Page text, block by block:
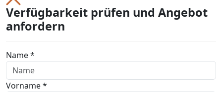
Verfügbarkeit prüfen und Angebot
anfordern
Name *
Vorname *